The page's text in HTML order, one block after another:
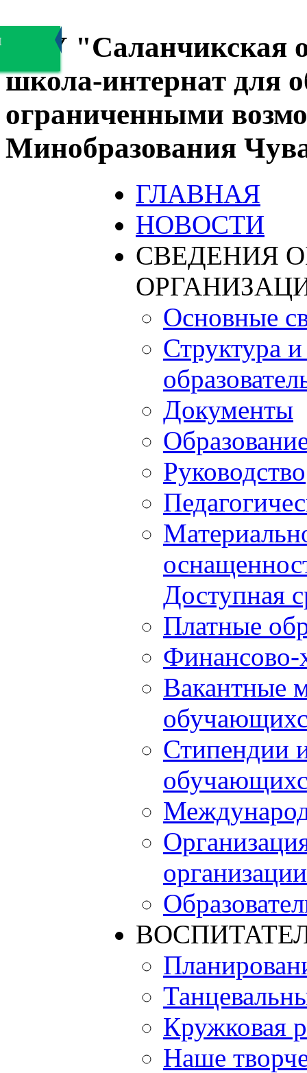
БОУ "Саланчикская
школа-интернат для
ограниченными
Минобразования
ГЛАВНАЯ
НОВОСТИ
СВЕДЕНИЯ
Основные
Структура
Документы
Руководство
Доступная
Платные
Финансово-
Вакантные
Стипендии
организации
Кружковая
Наше